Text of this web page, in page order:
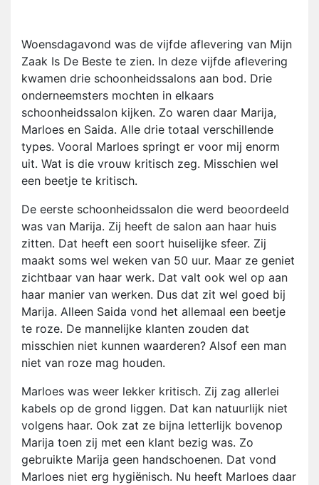
Woensdagavond was de vijfde aflevering van Mijn
Zaak Is De Beste te zien. In deze vijfde aflevering
kwamen drie schoonheidssalons aan bod. Drie
onderneemsters mochten in elkaars
schoonheidssalon kijken. Zo waren daar Marija,
Marloes en Saida. Alle drie totaal verschillende
types. Vooral Marloes springt er voor mij enorm
uit. Wat is die vrouw kritisch zeg. Misschien wel
een beetje te kritisch.
De eerste schoonheidssalon die werd beoordeeld
was van Marija. Zij heeft de salon aan haar huis
zitten. Dat heeft een soort huiselijke sfeer. Zij
maakt soms wel weken van 50 uur. Maar ze geniet
zichtbaar van haar werk. Dat valt ook wel op aan
haar manier van werken. Dus dat zit wel goed bij
Marija. Alleen Saida vond het allemaal een beetje
te roze. De mannelijke klanten zouden dat
misschien niet kunnen waarderen? Alsof een man
niet van roze mag houden.
Marloes was weer lekker kritisch. Zij zag allerlei
kabels op de grond liggen. Dat kan natuurlijk niet
volgens haar. Ook zat ze bijna letterlijk bovenop
Marija toen zij met een klant bezig was. Zo
gebruikte Marija geen handschoenen. Dat vond
Marloes niet erg hygiënisch. Nu heeft Marloes daar